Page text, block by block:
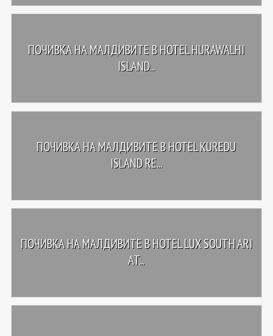
ПОЧИВКА НА МАЛДИВИТЕ В HOTEL HURAWALHI
ISLAND...
ПОЧИВКА НА МАЛДИВИТЕ В HOTEL KUREDU
ISLAND RE...
ПОЧИВКА НА МАЛДИВИТЕ В HOTEL LUX SOUTH ARI
AT...